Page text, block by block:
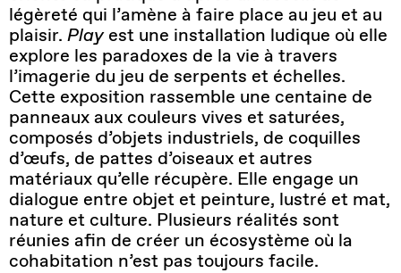
légèreté qui l’amène à faire place au jeu et au
plaisir. Playest une installation ludique où elle
explore les paradoxes de la vie à travers
l’imagerie du jeu de serpents et échelles.
Cette exposition rassemble une centaine de
panneaux aux couleurs vives et saturées,
composés d’objets industriels, de coquilles
d’œufs, de pattes d’oiseaux et autres
matériaux qu’elle récupère. Elle engage un
dialogue entre objet et peinture, lustré et mat,
nature et culture. Plusieurs réalités sont
réunies afin de créer un écosystème où la
cohabitation n’est pas toujours facile.